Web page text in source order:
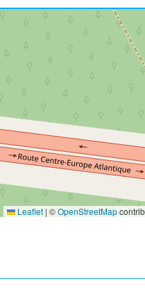
Leaflet | ©OpenStreetMap